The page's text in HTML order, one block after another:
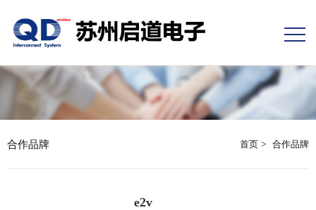
合作品牌 首页 > 合作品牌
e2v